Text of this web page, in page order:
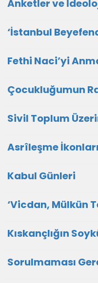
Anketler ve
‘İstanbul
Fethi Naci’yi
Çocukluğumun
Sivil Toplum
Asrîleşme İkonları
Kabul Günleri
‘Vicdan, Mülkün
Kıskançlığın
Sorulmaması